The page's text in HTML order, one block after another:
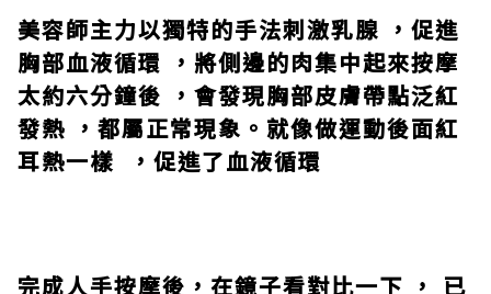
美容師主力以獨特的手法刺激乳腺 ， 促進
胸部血液循環 ，將側邊的肉集中起來按摩
太約六分鐘後 ，會發現胸部皮膚帶點泛紅
發熱 ，都屬正常現象。就像做運動後面紅
耳熱一樣
， 促進了血液循環
完成人手按摩後，在鏡子看對比一下 ， 已